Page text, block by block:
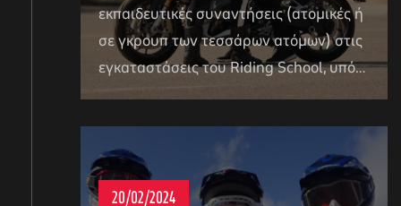
εκπαιδευτικές συναντήσεις (ατομικές ή
σε γκρουπ των τεσσάρων ατόμων) στις
εγκαταστάσεις του Riding School, υπό…
20/02/2024